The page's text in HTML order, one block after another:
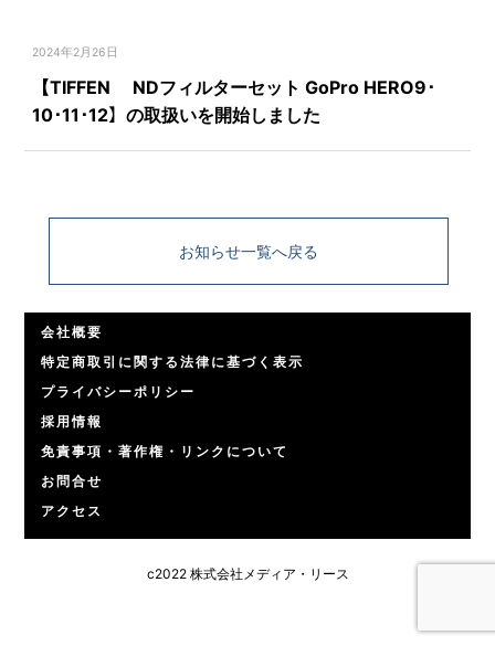
2024年2月26日
【TIFFEN NDフィルターセット GoPro HERO9･
10･11･12】の取扱いを開始しました
お知らせ一覧へ戻る
会社概要
特定商取引に関する法律に基づく表示
プライバシーポリシー
採用情報
免責事項・著作権・リンクについて
お問合せ
アクセス
c2022 株式会社メディア・リース